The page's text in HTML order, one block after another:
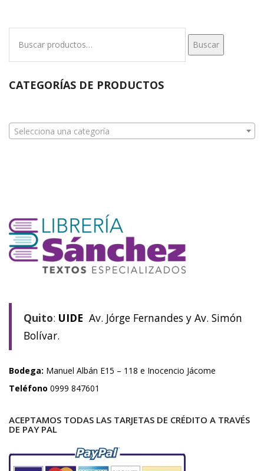
Buscar
CATEGORÍAS DE PRODUCTOS
Selecciona una categoría
Quito: UIDE Av. Jórge Fernandes y Av. Simón
Bolívar.
Bodega: Manuel Albán E15 – 118 e Inocencio Jácome
Teléfono 0999 847601
ACEPTAMOS TODAS LAS TARJETAS DE CRÉDITO A TRAVÉS
DE PAY PAL